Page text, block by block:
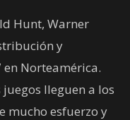
Hunt, Warner
y
Norteamérica.
lleguen a los
mucho esfuerzo y